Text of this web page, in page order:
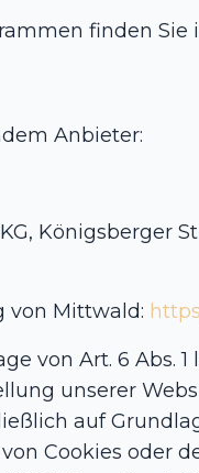
finden
Anbieter:
Königsberger
von Mittwald:
von Art. 6 Abs.
unserer
auf
Cookies oder